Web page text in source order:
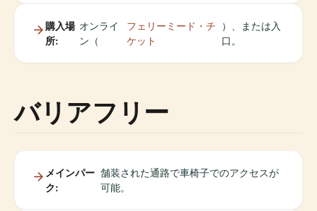
購入場
所:
オンライ
ン（
フェリーミード・チ
ケット
）、または入
口。
バリアフリー
メインパー
ク:
舗装された通路で車椅子でのアクセスが
可能。